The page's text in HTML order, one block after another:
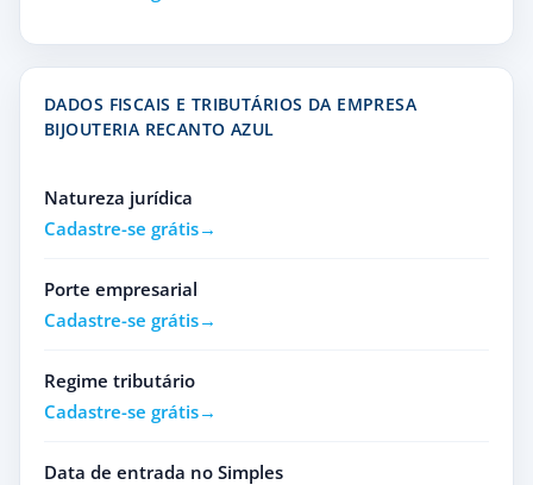
DADOS FISCAIS E TRIBUTÁRIOS DA EMPRESA
BIJOUTERIA RECANTO AZUL
Natureza jurídica
Cadastre-se grátis
Porte empresarial
Cadastre-se grátis
Regime tributário
Cadastre-se grátis
Data de entrada no Simples